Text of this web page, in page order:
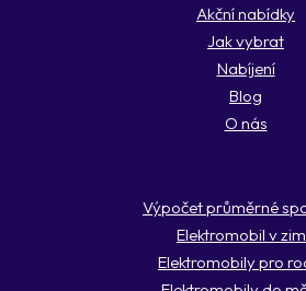
Akční nabídky
Jak vybrat
Nabíjení
Blog
O nás
Výpočet průměrné
Elektromobil v
Elektromobily pro